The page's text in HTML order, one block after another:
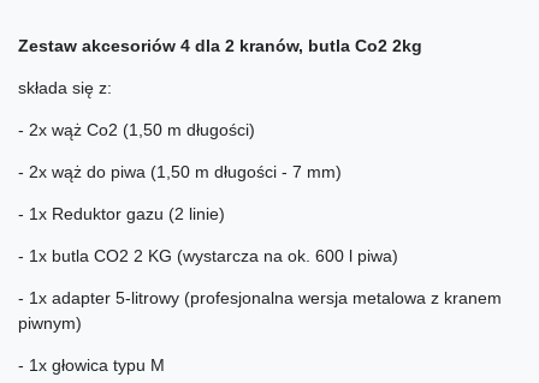
Zestaw akcesoriów 4 dla 2 kranów, butla Co2 2kg
składa się z:
- 2x wąż Co2 (1,50 m długości)
- 2x wąż do piwa (1,50 m długości - 7 mm)
- 1x Reduktor gazu (2 linie)
- 1x butla CO2 2 KG (wystarcza na ok. 600 l piwa)
- 1x adapter 5-litrowy (profesjonalna wersja metalowa z kranem
piwnym)
- 1x głowica typu M